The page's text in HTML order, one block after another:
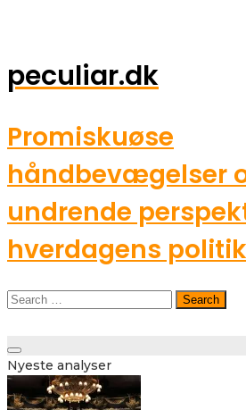
peculiar.dk
Promiskuøse
håndbevægelser
undrende
hverdagens politik
Search
Toggle
navigation
Nyeste analyser